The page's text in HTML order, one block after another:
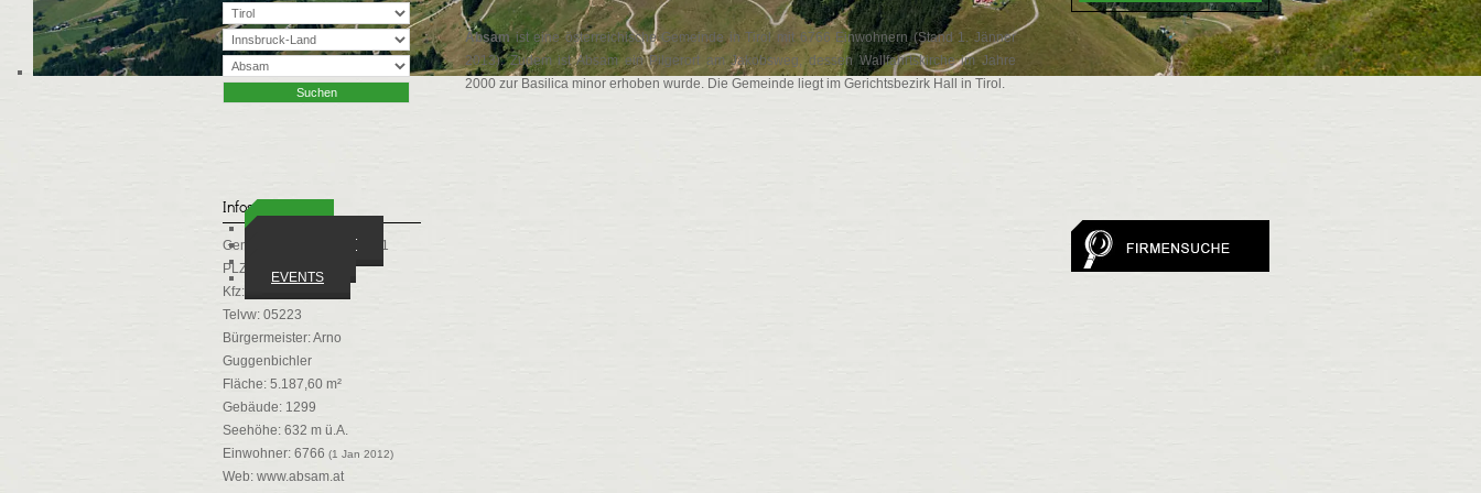
WIRTSCHAFT
EVENTS
Infos
Gemeindekennziffer: 70301
PLZ: 6067
Kfz: IL
Telvw: 05223
Bürgermeister: Arno
Guggenbichler
Fläche: 5.187,60 m²
Gebäude: 1299
Seehöhe: 632 m ü.A.
Einwohner: 6766 (1 Jan 2012)
Web: www.absam.at
Absamist eine österreichische Gemeinde in Tirol mit 6766 Einwohnern (Stand 1. Jänner
2013). Zudem ist Absam ein Pilgerort am Jakobsweg, dessen Wallfahrtskirche im Jahre
2000 zur Basilica minor erhoben wurde. Die Gemeinde liegt im Gerichtsbezirk Hall in Tirol.